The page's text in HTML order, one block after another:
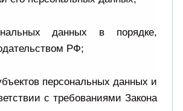
данных в порядке,
РФ;
персональных данных и
с требованиями Закона